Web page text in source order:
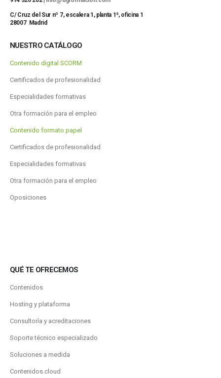
C/ Cruz del Sur nº 7, escalera 1, planta 1ª, oficina 1
28007 Madrid
NUESTRO CATÁLOGO
Contenido digital SCORM
Certificados de profesionalidad
Especialidades formativas
Otra formación para el empleo
Contenido formato papel
Certificados de profesionalidad
Especialidades formativas
Otra formación para el empleo
Oposiciones
QUÉ TE OFRECEMOS
Contenidos
Hosting y plataforma
Consultoría y acreditaciones
Soporte técnico especializado
Soluciones a medida
Contenidos.cloud